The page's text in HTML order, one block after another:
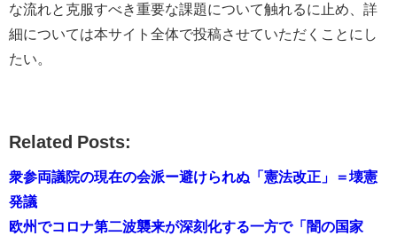
な流れと克服すべき重要な課題について触れるに止め、詳
細については本サイト全体で投稿させていただくことにし
たい。
Related Posts:
衆参両議院の現在の会派ー避けられぬ「憲法改正」＝壊憲
発議
欧州でコロナ第二波襲来が深刻化する一方で「闇の国家